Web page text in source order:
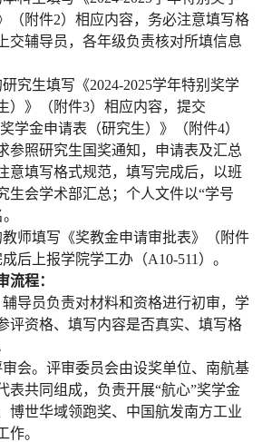
（附件2）相应内容，务必注意填写格
交辅导员，各年级负责核对所填信息
究生填写《2024-2025学年特别奖学
） 》（附件3）相应内容，提交
学金申请表（研究生）》（附件4）
参照研究生国奖通知，申请表及汇总
意填写格式规范，填写完成后，以班
生会学术部汇总；个人文件以“学号
师填写《奖教金申请审批表》（附件
后上报学院学工办（A10-511 ）。
流程：
导员负责对材料和资格进行初审，学
评资格、填写内容是否真实、填写格
会。评审委员会由设奖单位、南航基
表共同组成，负责开展“航心”奖学金
博世华域领跑奖、中国航发南方工业
作。